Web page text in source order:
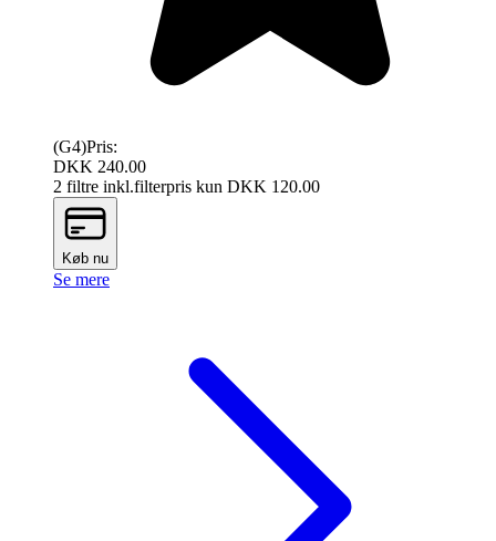
(G4)Pris:
DKK 240.00
2 filtre inkl.filterpris kun DKK 120.00
Køb nu
Se mere